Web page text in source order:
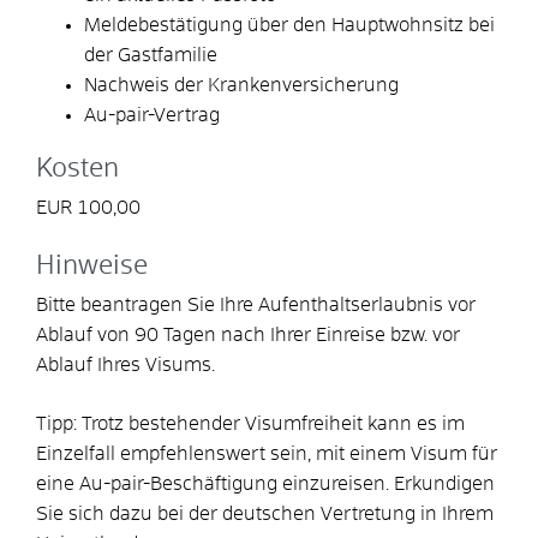
Meldebestätigung über den Hauptwohnsitz bei
der Gastfamilie
Nachweis der Krankenversicherung
Au-pair-Vertrag
Kosten
EUR 100,00
Hinweise
Bitte beantragen Sie Ihre Aufenthaltserlaubnis vor
Ablauf von 90 Tagen nach Ihrer Einreise bzw. vor
Ablauf Ihres Visums.
Tipp: Trotz bestehender Visumfreiheit kann es im
Einzelfall empfehlenswert sein, mit einem Visum für
eine Au-pair-Beschäftigung einzureisen. Erkundigen
Sie sich dazu bei der deutschen Vertretung in Ihrem